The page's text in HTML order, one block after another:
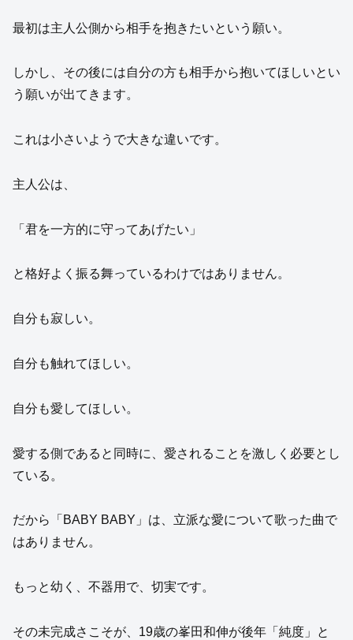
最初は主人公側から相手を抱きたいという願い。
しかし、その後には自分の方も相手から抱いてほしいとい
う願いが出てきます。
これは小さいようで大きな違いです。
主人公は、
「君を一方的に守ってあげたい」
と格好よく振る舞っているわけではありません。
自分も寂しい。
自分も触れてほしい。
自分も愛してほしい。
愛する側であると同時に、愛されることを激しく必要とし
ている。
だから「BABY BABY」は、立派な愛について歌った曲で
はありません。
もっと幼く、不器用で、切実です。
その未完成さこそが、19歳の峯田和伸が後年「純度」と